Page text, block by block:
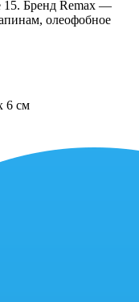
15. Бренд Remax —
олеофобное
6 см